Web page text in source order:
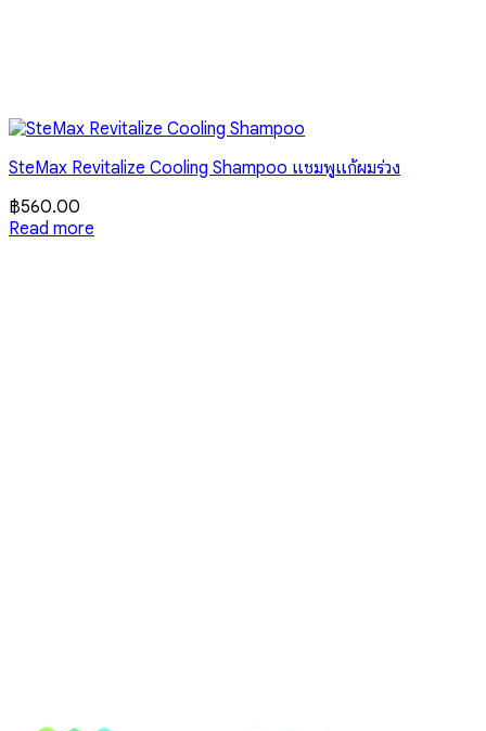
SteMax Revitalize Cooling Shampoo แชมพูแก้ผมร่วง
฿560.00
Read more